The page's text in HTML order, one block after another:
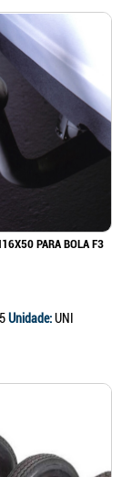
PARA BOLA F3
Unidade:UNI